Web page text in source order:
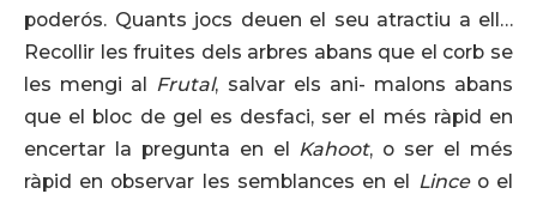
poderós. Quants jocs deuen el seu atractiu a ell…
Recollir les fruites dels arbres abans que el corb se
les mengi al Frutal, salvar els ani- malons abans
que el bloc de gel es desfaci, ser el més ràpid en
encertar la pregunta en el Kahoot, o ser el més
ràpid en observar les semblances en el Lince o el